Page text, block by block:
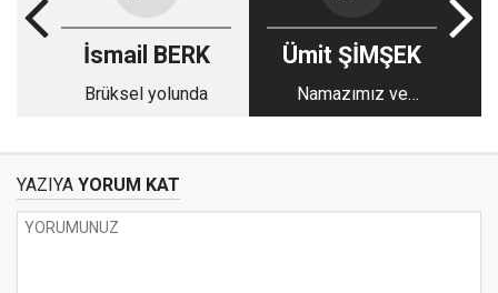
İsmail BERK
Brüksel yolunda
Ümit ŞİMŞEK
Namazımız ve
engellerimiz
YAZIYA YORUM KAT